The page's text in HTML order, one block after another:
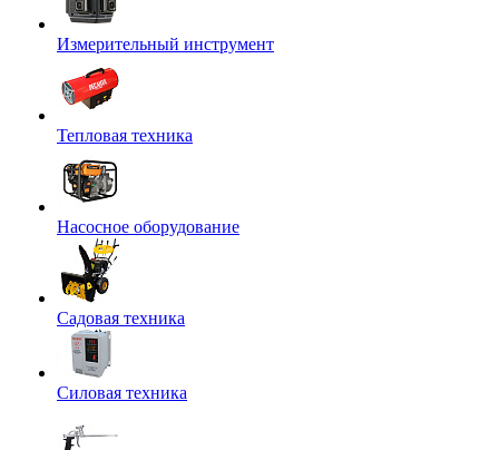
Измерительный инструмент
Тепловая техника
Насосное оборудование
Садовая техника
Силовая техника